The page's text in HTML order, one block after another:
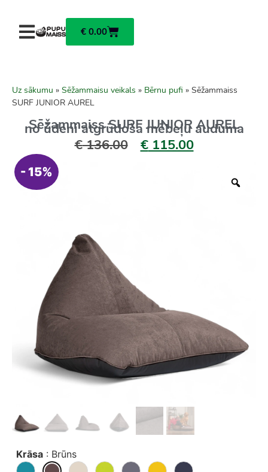
€ 0.00
Uz sākumu » Sēžammaisu veikals » Bērnu pufi » Sēžammaiss
SURF JUNIOR AUREL
Sēžammaiss SURF JUNIOR AUREL
no ūdeni atgrūdoša mēbeļu auduma
€136.00 €115.00
- 15%
Krāsa : Brūns